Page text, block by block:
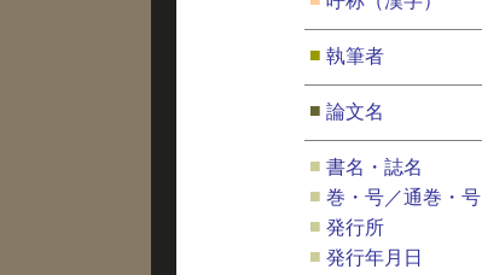
■ 執筆者
■ 論文名
■ 書名・誌名
■ 巻・号／通巻・号
■ 発行所
■ 発行年月日